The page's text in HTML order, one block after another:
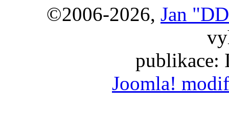
©2006-2026, Jan
publikace:
Joomla!